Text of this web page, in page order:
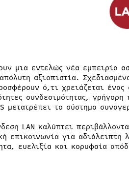
μια εντελώς νέα εμπειρία
αξιοπιστία.
ό,τι χρειάζεται
συνδεσιμότητας,
μετατρέπει το σύστημα
LAN καλύπτει
επικοινωνία για
ευελιξία και κορυφαία